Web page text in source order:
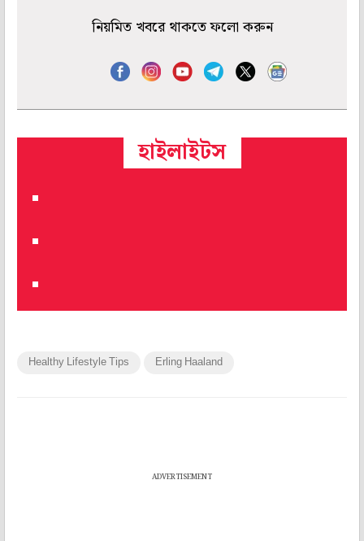
নিয়মিত খবরে থাকতে ফলো করুন
হাইলাইটস
Healthy Lifestyle Tips Erling Haaland
ADVERTISEMENT